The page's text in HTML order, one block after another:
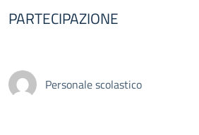
PARTECIPAZIONE
Personale scolastico